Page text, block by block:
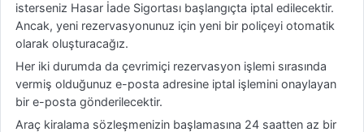
isterseniz Hasar İade Sigortası başlangıçta iptal edilecektir.
Ancak, yeni rezervasyonunuz için yeni bir poliçeyi otomatik
olarak oluşturacağız.
Her iki durumda da çevrimiçi rezervasyon işlemi sırasında
vermiş olduğunuz e-posta adresine iptal işlemini onaylayan
bir e-posta gönderilecektir.
Araç kiralama sözleşmenizin başlamasına 24 saatten az bir